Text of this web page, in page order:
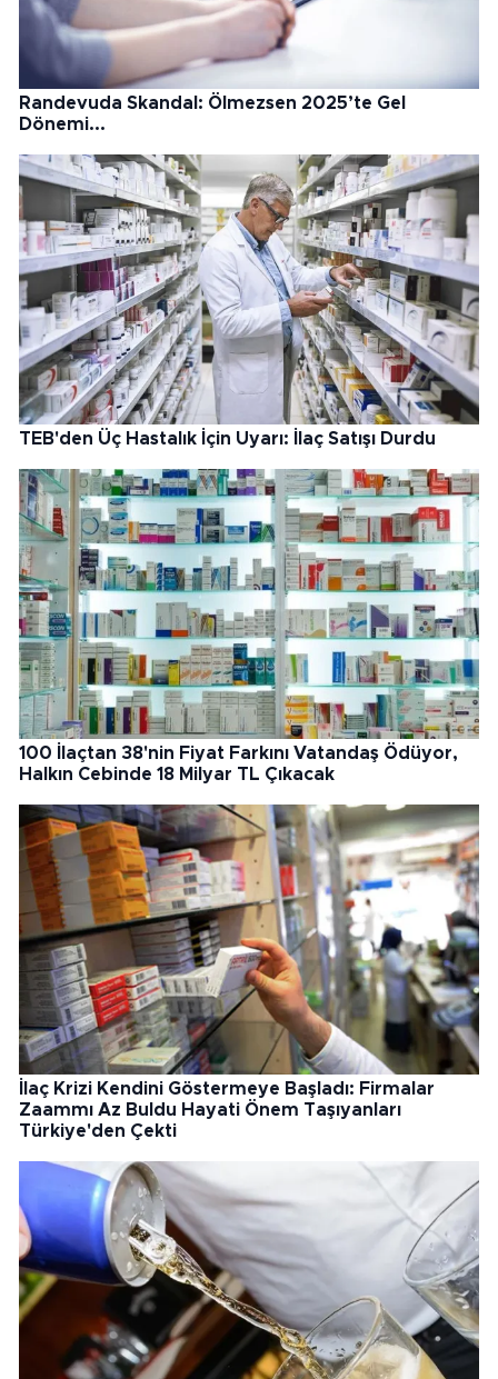
Randevuda Skandal: Ölmezsen 2025’te Gel
Dönemi...
TEB'den Üç Hastalık İçin Uyarı: İlaç Satışı Durdu
100 İlaçtan 38'nin Fiyat Farkını Vatandaş Ödüyor,
Halkın Cebinde 18 Milyar TL Çıkacak
İlaç Krizi Kendini Göstermeye Başladı: Firmalar
Zaammı Az Buldu Hayati Önem Taşıyanları
Türkiye'den Çekti